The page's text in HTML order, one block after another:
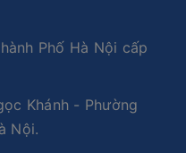
Phố Hà Nội cấp
Khánh - Phường
Nội.